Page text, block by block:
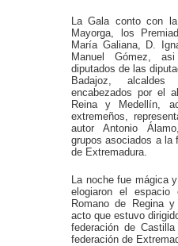
La Gala conto con
Mayorga, los
María Galiana, D.
Manuel Gómez,
diputados de las
Badajoz,
encabezados por el
Reina y Medellín,
extremeños,
autor Antonio
grupos asociados a la
de Extremadura.
La noche fue mágica
elogiaron el espacio
Romano de Regina
acto que estuvo
federación de
federación de